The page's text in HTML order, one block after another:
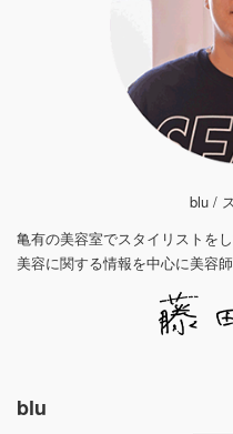
blu /
亀有の美容室でスタイリストを
美容に関する情報を中心に美容
blu